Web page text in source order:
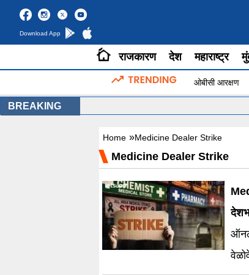
Download App
राजकारण देश महाराष्ट्र
ओबीसी आरक्षण
BREAKING
Home »Medicine Dealer Strike
Medicine Dealer Strike